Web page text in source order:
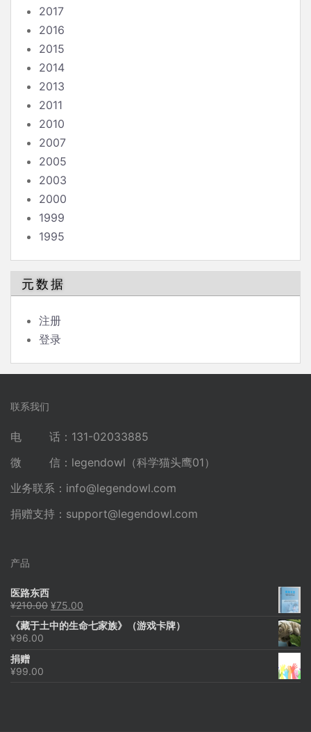
2017
2016
2015
2014
2013
2011
2010
2007
2005
2003
2000
1999
1995
元数据
注册
登录
联系我们
电 话：131-02033885
微 信：legendowl（科学猫头鹰01）
业务联系： info@legendowl.com
捐赠支持： support@legendowl.com
产品
医路东西
¥210.00 原
为：
¥75.00
价
《藏于土中的生命七家族》（游戏卡牌）
¥96.00
捐赠
¥99.00